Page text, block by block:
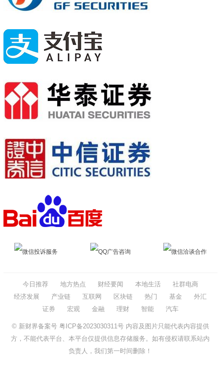
微信投诉服务 QQ广告咨询 微信洽谈合作
今日推荐 地方热点 财经要闻 本地生活
社群电商
经济发展
产业链 互联网 区块链 热门 基金
外汇
证券
宏观 金融 理财 智能 汽车
© 新财界备案号 粤ICP备2023030311号内容及图片只能代表内容提供
方，不能代表平台、本平台仅提供信息存储服务。如有侵权请联系站内
负责人，我们第一时间删除！